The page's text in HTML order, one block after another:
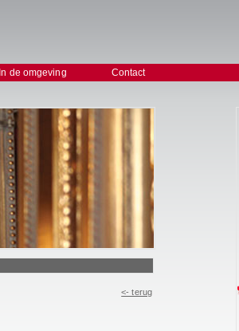
In de omgeving Contact
<- terug